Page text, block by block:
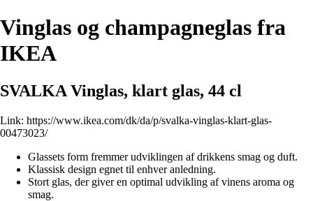
Vinglas og champagneglas fra
IKEA
SVALKA Vinglas, klart glas, 44 cl
Link: https://www.ikea.com/dk/da/p/svalka-vinglas-klart-glas-
00473023/
Glassets form fremmer udviklingen af drikkens smag og duft.
Klassisk design egnet til enhver anledning.
Stort glas, der giver en optimal udvikling af vinens aroma og
smag.